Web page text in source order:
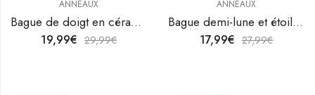
OUT OF STOCK
ANNEAUX
Bague de doigt en céramique / acier plaqué or 18K par V&F Jewellers
19,99€ 29,99€
ANNEAUX
Bague demi-lune et étoile en acier inoxydable plaqué or 18K par V&F Jewellers
17,99€ 27,99€